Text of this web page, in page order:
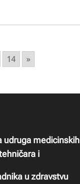
14 »
udruga medicinskih
i
u zdravstvu